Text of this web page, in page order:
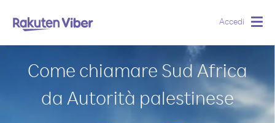
Accedi
Come chiamare Sud Africa
da Autorità palestinese